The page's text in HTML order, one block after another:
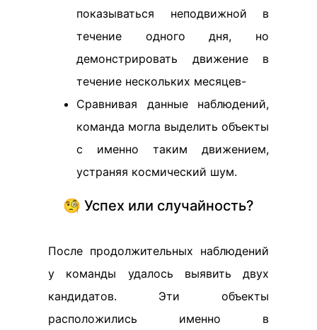
показываться неподвижной в
течение одного дня, но
демонстрировать движение в
течение нескольких месяцев-
Сравнивая данные наблюдений,
команда могла выделить объекты
с именно таким движением,
устраняя космический шум.
🧐 Успех или случайность?
После продолжительных наблюдений
у команды удалось выявить двух
кандидатов. Эти объекты
расположились именно в